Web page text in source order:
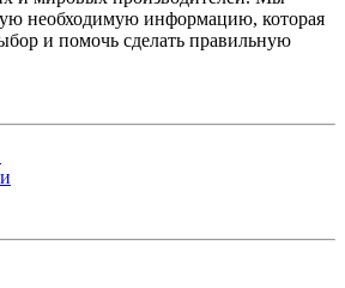
необходимую информацию, которая
и помочь сделать правильную